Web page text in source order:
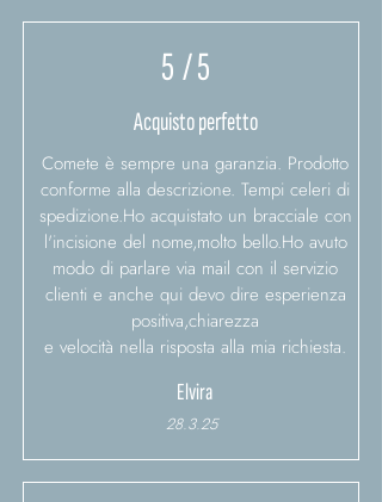
5/ 5
Acquisto perfetto
Comete è sempre una garanzia. Prodotto
conforme alla descrizione. Tempi celeri di
spedizione.Ho acquistato un bracciale con
l'incisione del nome,molto bello.Ho avuto
modo di parlare via mail con il servizio
clienti e anche qui devo dire esperienza
positiva,chiarezza
e velocità nella risposta alla mia richiesta.
Elvira
28.3.25